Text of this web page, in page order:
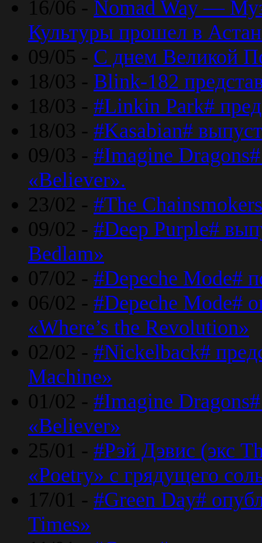
16/06 - Nomad Way —
Культуры прошел в
09/05 - С днем Великой
18/03 - Blink-182
18/03 - #Linkin Park#
18/03 - #Kasabian#
09/03 - #Imagine
«Believer».
23/02 - #The
09/02 - #Deep Purple#
Bedlam»
07/02 - #Depeche Mode#
06/02 - #Depeche Mode#
«Where’s the Revolution»
02/02 - #Nickelback#
Machine»
01/02 - #Imagine
«Believer»
25/01 - #Рэй Дэвис (экс
«Poetry» с грядущего
17/01 - #Green Day#
Times»